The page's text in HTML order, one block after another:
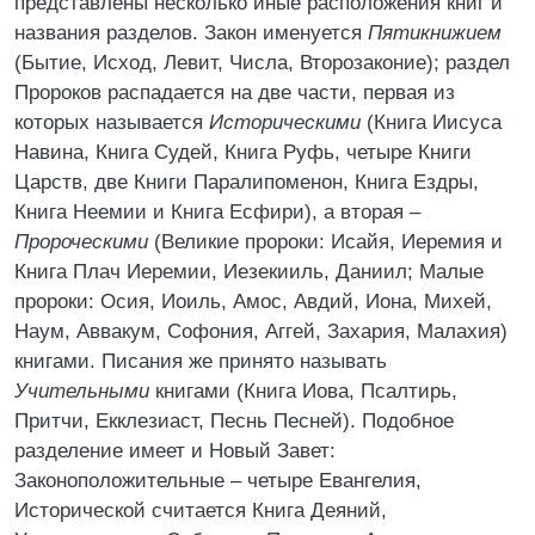
названия разделов. Закон именуется Пятикнижием
(Бытие, Исход, Левит, Числа, Второзаконие); раздел
Пророков распадается на две части, первая из
которых называется Историческими (Книга Иисуса
Навина, Книга Судей, Книга Руфь, четыре Книги
Царств, две Книги Паралипоменон, Книга Ездры,
Книга Неемии и Книга Есфири), а вторая –
Пророческими (Великие пророки: Исайя, Иеремия и
Книга Плач Иеремии, Иезекииль, Даниил; Малые
пророки: Осия, Иоиль, Амос, Авдий, Иона, Михей,
Наум, Аввакум, Софония, Аггей, Захария, Малахия)
книгами. Писания же принято называть
Учительными книгами (Книга Иова, Псалтирь,
Притчи, Екклезиаст, Песнь Песней). Подобное
разделение имеет и Новый Завет:
Законоположительные – четыре Евангелия,
Исторической считается Книга Деяний,